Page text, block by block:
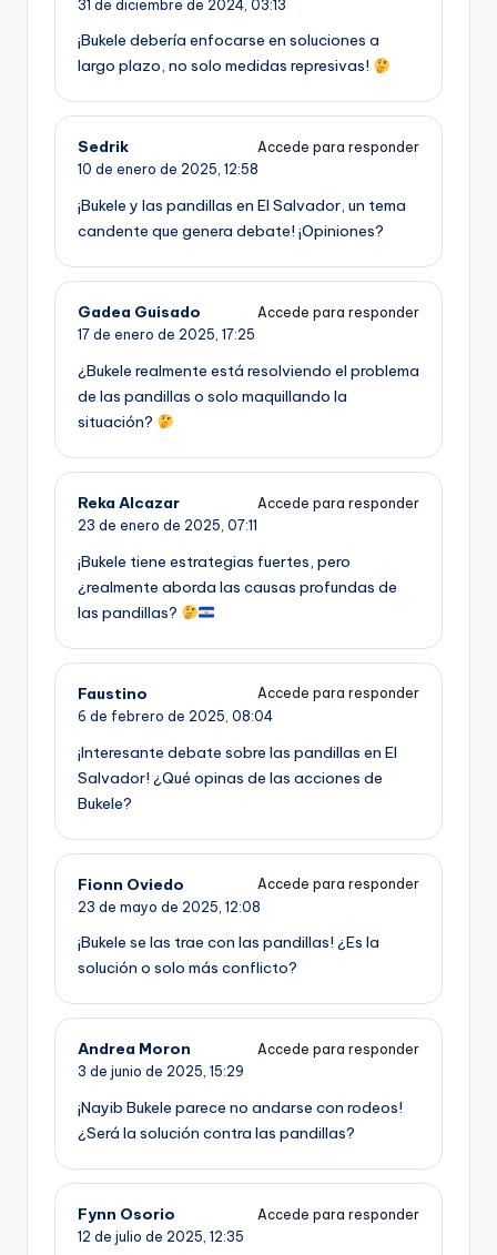
31 de diciembre de 2024, 03:13
¡Bukele debería enfocarse en soluciones a
largo plazo, no solo medidas represivas!
Sedrik
Accede para responder
10 de enero de 2025, 12:58
¡Bukele y las pandillas en El Salvador, un tema
candente que genera debate! ¡Opiniones?
Gadea Guisado
Accede para responder
17 de enero de 2025, 17:25
¿Bukele realmente está resolviendo el problema
de las pandillas o solo maquillando la
situación?
Reka Alcazar
Accede para responder
23 de enero de 2025, 07:11
¡Bukele tiene estrategias fuertes, pero
¿realmente aborda las causas profundas de
las pandillas?
Faustino
Accede para responder
6 de febrero de 2025, 08:04
¡Interesante debate sobre las pandillas en El
Salvador! ¿Qué opinas de las acciones de
Bukele?
Fionn Oviedo
Accede para responder
23 de mayo de 2025, 12:08
¡Bukele se las trae con las pandillas! ¿Es la
solución o solo más conflicto?
Andrea Moron
Accede para responder
3 de junio de 2025, 15:29
¡Nayib Bukele parece no andarse con rodeos!
¿Será la solución contra las pandillas?
Fynn Osorio
Accede para responder
12 de julio de 2025, 12:35